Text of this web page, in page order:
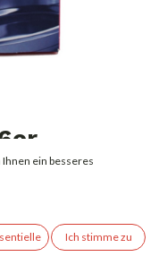
Versandkosten
ein besseres
Ich stimme zu